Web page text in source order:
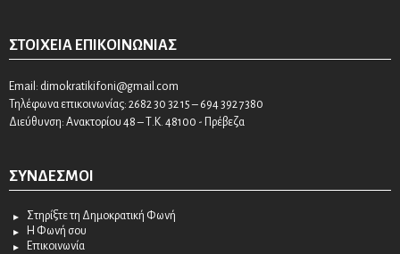
ΣΤΟΙΧΕΊΑ ΕΠΙΚΟΙΝΩΝΊΑΣ
Email: dimokratikifoni@gmail.com
Τηλέφωνα επικοινωνίας: 2682 30 32 15 – 694 392 7380
Διεύθυνση: Ανακτορίου 48 – Τ.Κ. 48100 - Πρέβεζα
ΣΎΝΔΕΣΜΟΙ
Στηρίξτε τη Δημοκρατική Φωνή
Η Φωνή σου
Επικοινωνία